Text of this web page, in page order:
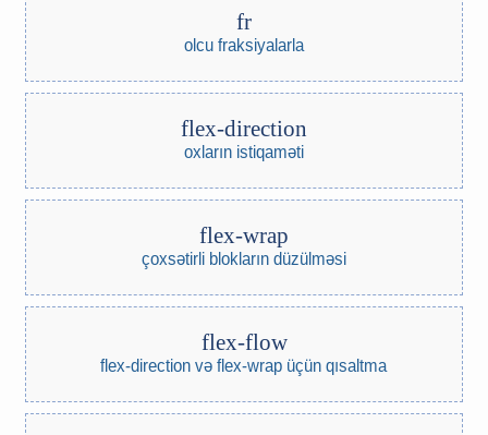
fr
olcu fraksiyalarla
flex-direction
oxların istiqaməti
flex-wrap
çoxsətirli blokların düzülməsi
flex-flow
flex-direction və flex-wrap üçün qısaltma